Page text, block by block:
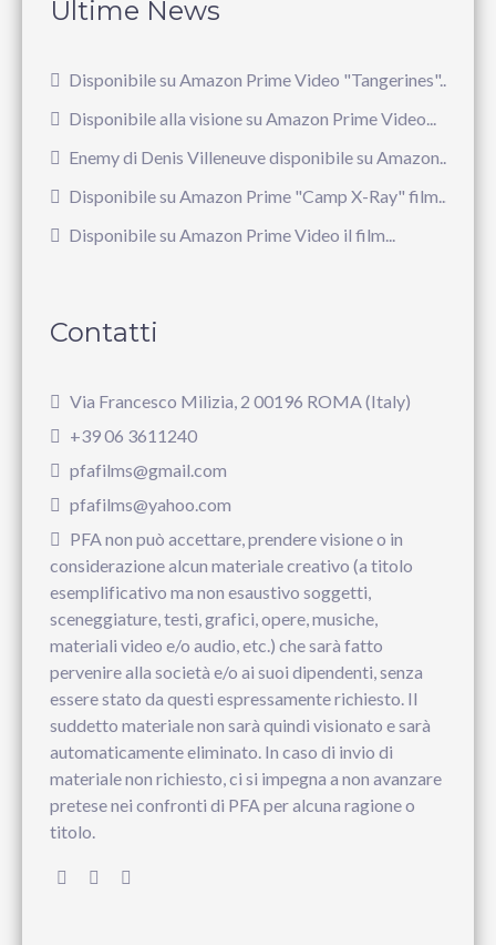
Ultime News
Disponibile su Amazon Prime Video "Tangerines"...
Disponibile alla visione su Amazon Prime Video...
Enemy di Denis Villeneuve disponibile su Amazon...
Disponibile su Amazon Prime "Camp X-Ray" film...
Disponibile su Amazon Prime Video il film...
Contatti
Via Francesco Milizia, 2 00196 ROMA (Italy)
+39 06 3611240
pfafilms@gmail.com
pfafilms@yahoo.com
PFA non può accettare, prendere visione o in
considerazione alcun materiale creativo (a titolo
esemplificativo ma non esaustivo soggetti,
sceneggiature, testi, grafici, opere, musiche,
materiali video e/o audio, etc.) che sarà fatto
pervenire alla società e/o ai suoi dipendenti, senza
essere stato da questi espressamente richiesto. Il
suddetto materiale non sarà quindi visionato e sarà
automaticamente eliminato. In caso di invio di
materiale non richiesto, ci si impegna a non avanzare
pretese nei confronti di PFA per alcuna ragione o
titolo.